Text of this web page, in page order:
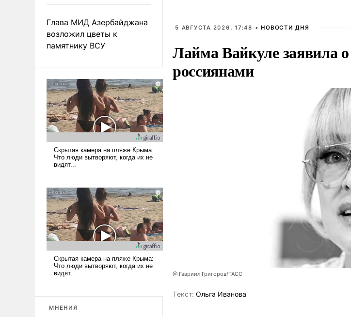
Глава МИД Азербайджана
возложил цветы к
памятнику ВСУ
МНЕНИЯ
5 АВГУСТА 2026, 17:48 • НОВОСТИ ДНЯ
Лайма Вайкуле заявила о
россиянами
@ Гавриил Григоров/ТАСС
Tекст: Ольга Иванова